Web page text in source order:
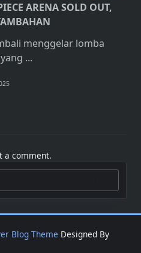
ARENA SOLD OUT,
menggelar lomba
...
a comment.
Blog Theme Designed By